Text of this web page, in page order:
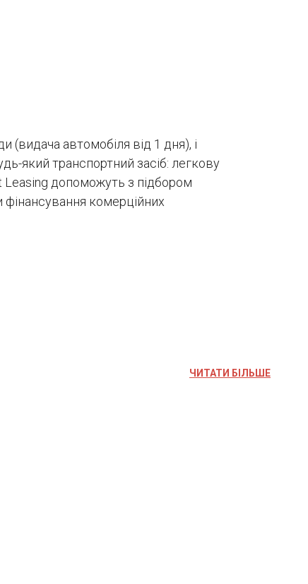
(видача автомобіля від 1 дня), і
який транспортний засіб: легкову
Leasing допоможуть з підбором
комерційних
ЧИТАТИ БІЛЬШЕ